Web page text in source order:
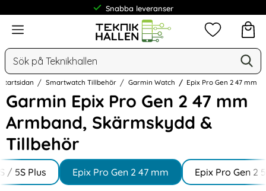
Snabba leveranser
Meny
Sök
Mina
Startsidan Smartwatch Tillbehör Garmin Watch Epix Pro Gen 2 47 mm
Garmin Epix Pro Gen 2 47 mm
Armband, Skärmskydd &
Tillbehör
Hoppa
till
produkter
Underkategorier
/ 5S Plus Epix Pro Gen 2 47 mm Epix Pro Gen 2